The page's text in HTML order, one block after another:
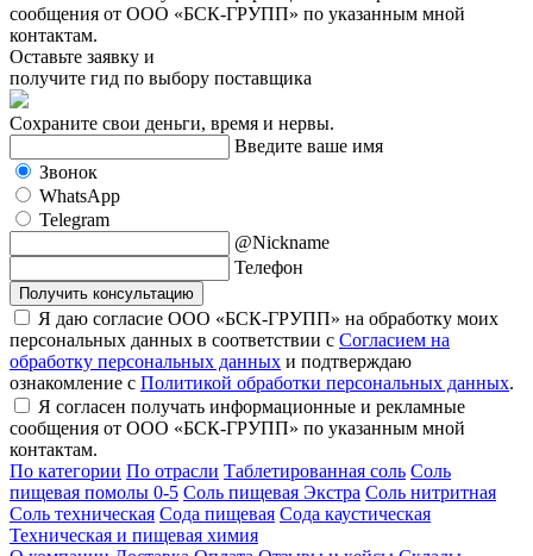
сообщения от ООО «БСК-ГРУПП» по указанным мной
контактам.
Оставьте заявку и
получите гид по выбору поставщика
Сохраните свои деньги, время и нервы.
Введите ваше имя
Звонок
WhatsApp
Telegram
@Nickname
Телефон
Получить консультацию
Я даю согласие ООО «БСК-ГРУПП» на обработку моих
персональных данных в соответствии с Согласием на
обработку персональных данных и подтверждаю
ознакомление с Политикой обработки персональных данных.
Я согласен получать информационные и рекламные
сообщения от ООО «БСК-ГРУПП» по указанным мной
контактам.
По категории По отрасли Таблетированная соль Соль
пищевая помолы 0-5 Соль пищевая Экстра Соль нитритная
Соль техническая Сода пищевая Сода каустическая
Техническая и пищевая химия